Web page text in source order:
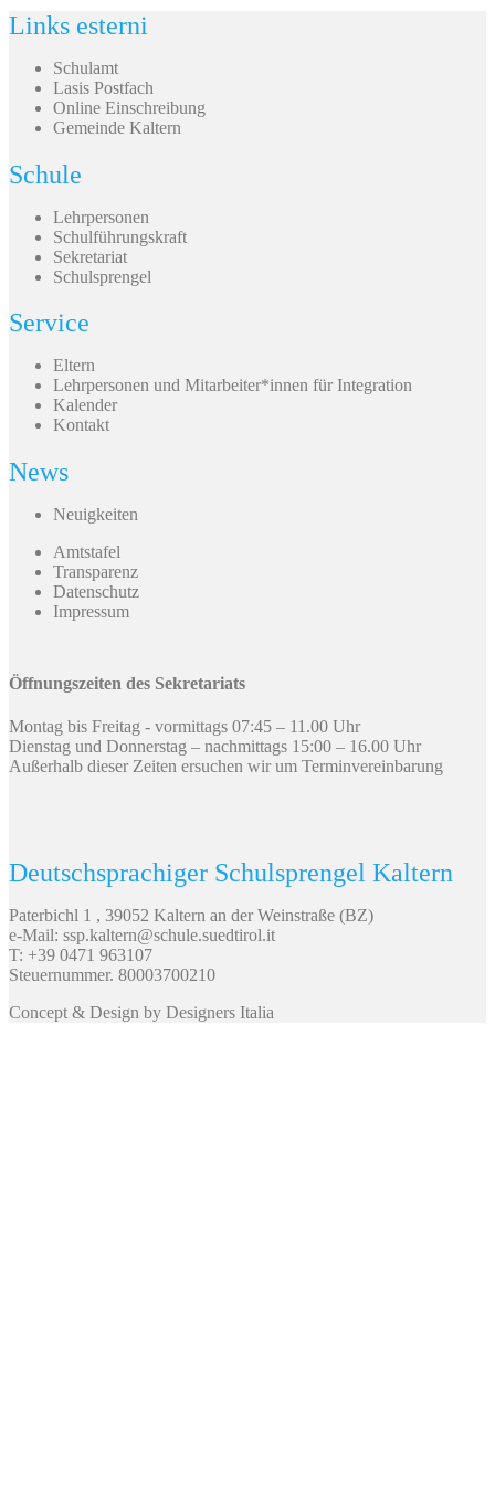
Links esterni
Schulamt
Lasis Postfach
Online Einschreibung
Gemeinde Kaltern
Schule
Lehrpersonen
Schulführungskraft
Sekretariat
Schulsprengel
Service
Eltern
Lehrpersonen und Mitarbeiter*innen für Integration
Kalender
Kontakt
News
Neuigkeiten
Amtstafel
Transparenz
Datenschutz
Impressum
Öffnungszeiten des Sekretariats
Montag bis Freitag - vormittags 07:45 – 11.00 Uhr
Dienstag und Donnerstag – nachmittags 15:00 – 16.00 Uhr
Außerhalb dieser Zeiten ersuchen wir um Terminvereinbarung
Deutschsprachiger Schulsprengel Kaltern
Paterbichl 1 , 39052 Kaltern an der Weinstraße (BZ)
e-Mail: ssp.kaltern@schule.suedtirol.it
T: +39 0471 963107
Steuernummer. 80003700210
Concept & Design by Designers Italia